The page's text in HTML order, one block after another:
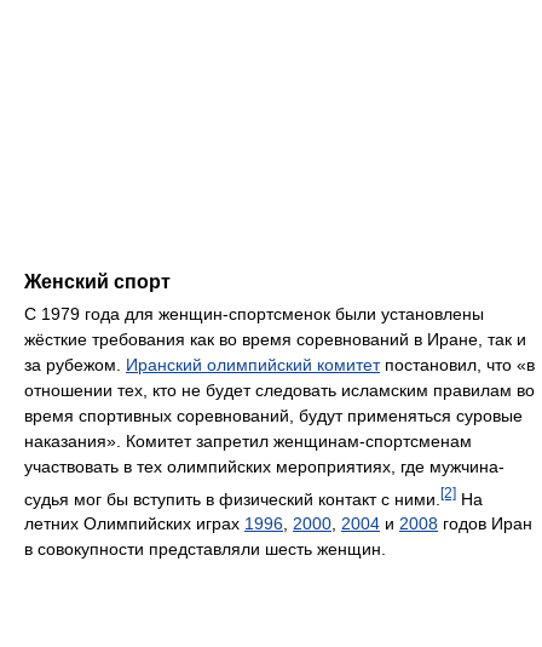
Женский спорт
С 1979 года для женщин-спортсменок были установлены
жёсткие требования как во время соревнований в Иране, так и
за рубежом. Иранский олимпийский комитетпостановил, что «в
отношении тех, кто не будет следовать исламским правилам во
время спортивных соревнований, будут применяться суровые
наказания». Комитет запретил женщинам-спортсменам
участвовать в тех олимпийских мероприятиях, где мужчина-
судья мог бы вступить в физический контакт с ними. [2] На
летних Олимпийских играх 1996, 2000, 2004 и 2008 годов Иран
в совокупности представляли шесть женщин.